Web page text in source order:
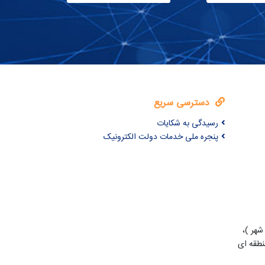
دسترسی سریع
رسیدگی به شکایات
پنجره ملی خدمات دولت الکترونیک
)،
ای